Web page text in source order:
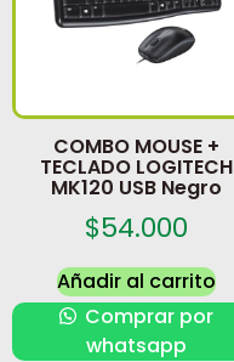
COMBO MOUSE +
TECLADO LOGITECH
MK120 USB Negro
$54.000
Añadir al carrito
Comprar por
whatsapp